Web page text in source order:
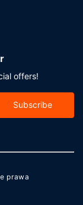
offers!
Subscribe
prawa